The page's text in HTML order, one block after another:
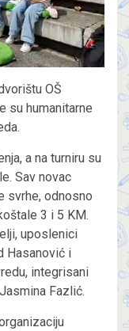
OŠ
su humanitarne
a na turniru su
Sav novac
svrhe, odnosno
3 i 5 KM.
uposlenici
Hasanović i
integrisani
Fazlić.